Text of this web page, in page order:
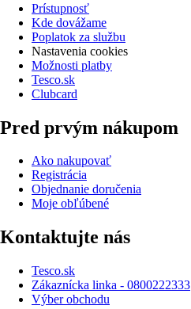
Prístupnosť
Kde dovážame
Poplatok za službu
Nastavenia cookies
Možnosti platby
Tesco.sk
Clubcard
Pred prvým nákupom
Ako nakupovať
Registrácia
Objednanie doručenia
Moje obľúbené
Kontaktujte nás
Tesco.sk
Zákaznícka linka - 0800222333
Výber obchodu